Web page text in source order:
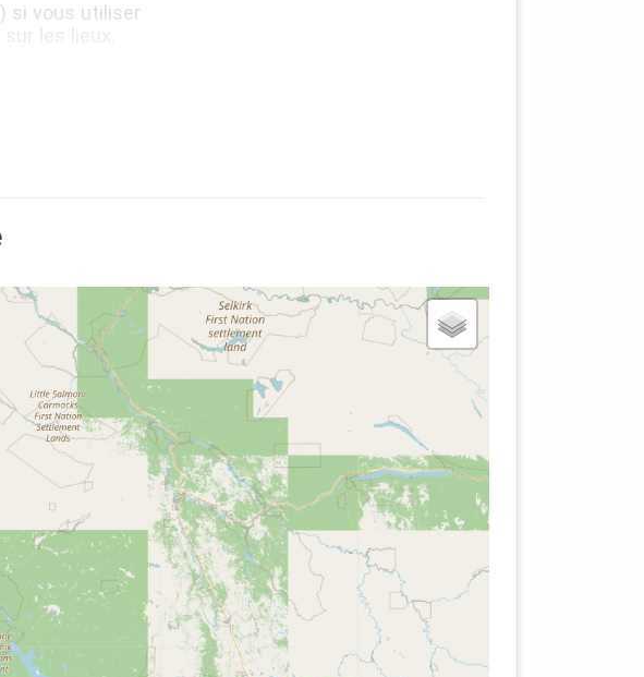
si vous utiliser
les lieux.